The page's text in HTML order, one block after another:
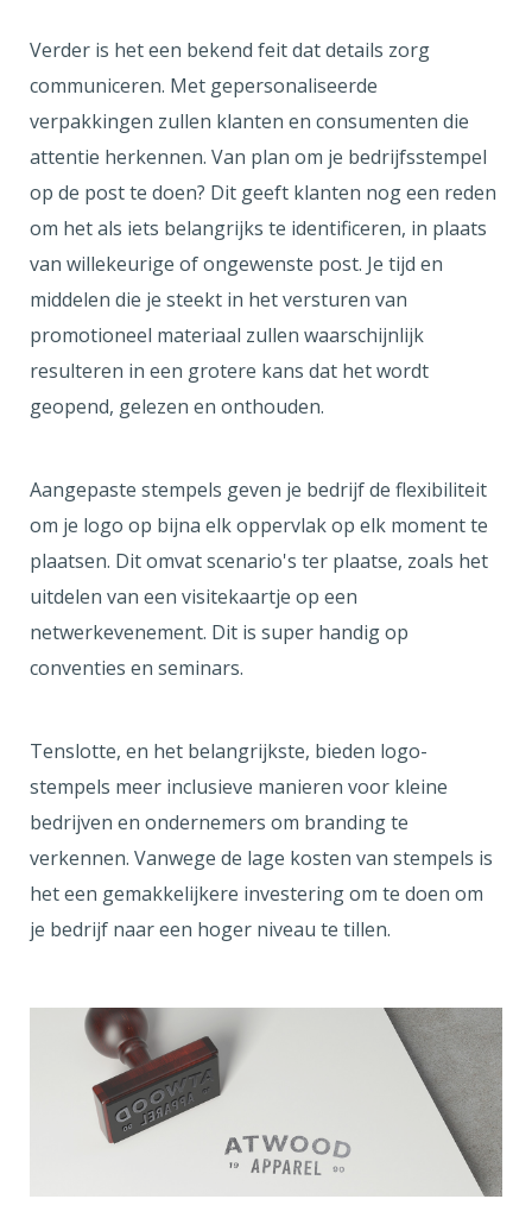
Verder is het een bekend feit dat details zorg
communiceren. Met gepersonaliseerde
verpakkingen zullen klanten en consumenten die
attentie herkennen. Van plan om je bedrijfsstempel
op de post te doen? Dit geeft klanten nog een reden
om het als iets belangrijks te identificeren, in plaats
van willekeurige of ongewenste post. Je tijd en
middelen die je steekt in het versturen van
promotioneel materiaal zullen waarschijnlijk
resulteren in een grotere kans dat het wordt
geopend, gelezen en onthouden.
Aangepaste stempels geven je bedrijf de flexibiliteit
om je logo op bijna elk oppervlak op elk moment te
plaatsen. Dit omvat scenario's ter plaatse, zoals het
uitdelen van een visitekaartje op een
netwerkevenement. Dit is super handig op
conventies en seminars.
Tenslotte, en het belangrijkste, bieden logo-
stempels meer inclusieve manieren voor kleine
bedrijven en ondernemers om branding te
verkennen. Vanwege de lage kosten van stempels is
het een gemakkelijkere investering om te doen om
je bedrijf naar een hoger niveau te tillen.